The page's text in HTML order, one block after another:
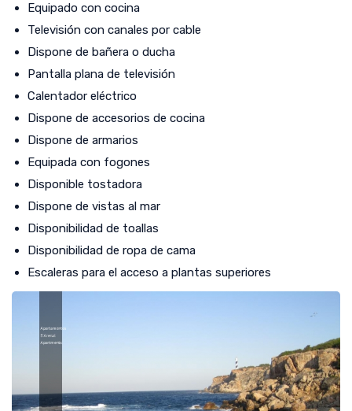
Equipado con cocina
Televisión con canales por cable
Dispone de bañera o ducha
Pantalla plana de televisión
Calentador eléctrico
Dispone de accesorios de cocina
Dispone de armarios
Equipada con fogones
Disponible tostadora
Dispone de vistas al mar
Disponibilidad de toallas
Disponibilidad de ropa de cama
Escaleras para el acceso a plantas superiores